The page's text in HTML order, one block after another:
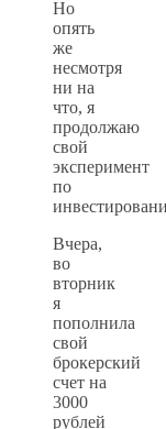
Но
опять
же
несмотря
ни на
что, я
продолжаю
свой
эксперимент
по
Вчера,
во
вторник
я
пополнила
свой
брокерский
счет на
3000
рублей